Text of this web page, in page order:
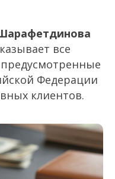
все
Федерации
клиентов.